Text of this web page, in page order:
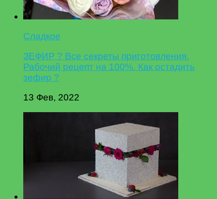
Сладкое
ЗЕФИР ? Все секреты приготовления.
Рабочий рецепт на 100%. Как остадить
зефир ?
13 Фев, 2022